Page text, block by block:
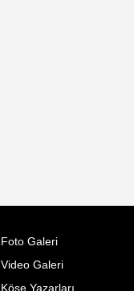
Foto Galeri
Video Galeri
Köşe Yazarları